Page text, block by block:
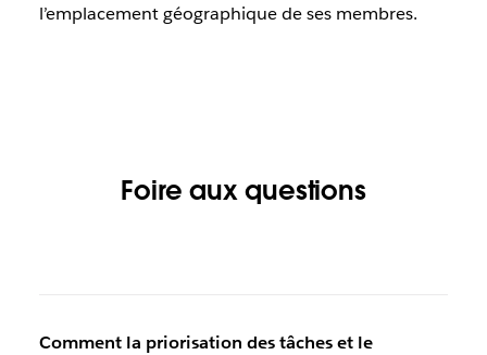
l’emplacement géographique de ses membres.
Foire aux questions
Comment la priorisation des tâches et le